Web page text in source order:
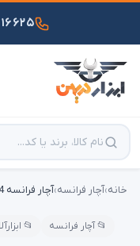
خانه›آچار فرانسه›آچار فرانسه 4 اینچی پروسکیت مدل proskit 1pk-h024
📂 آچار فرانسه 📂